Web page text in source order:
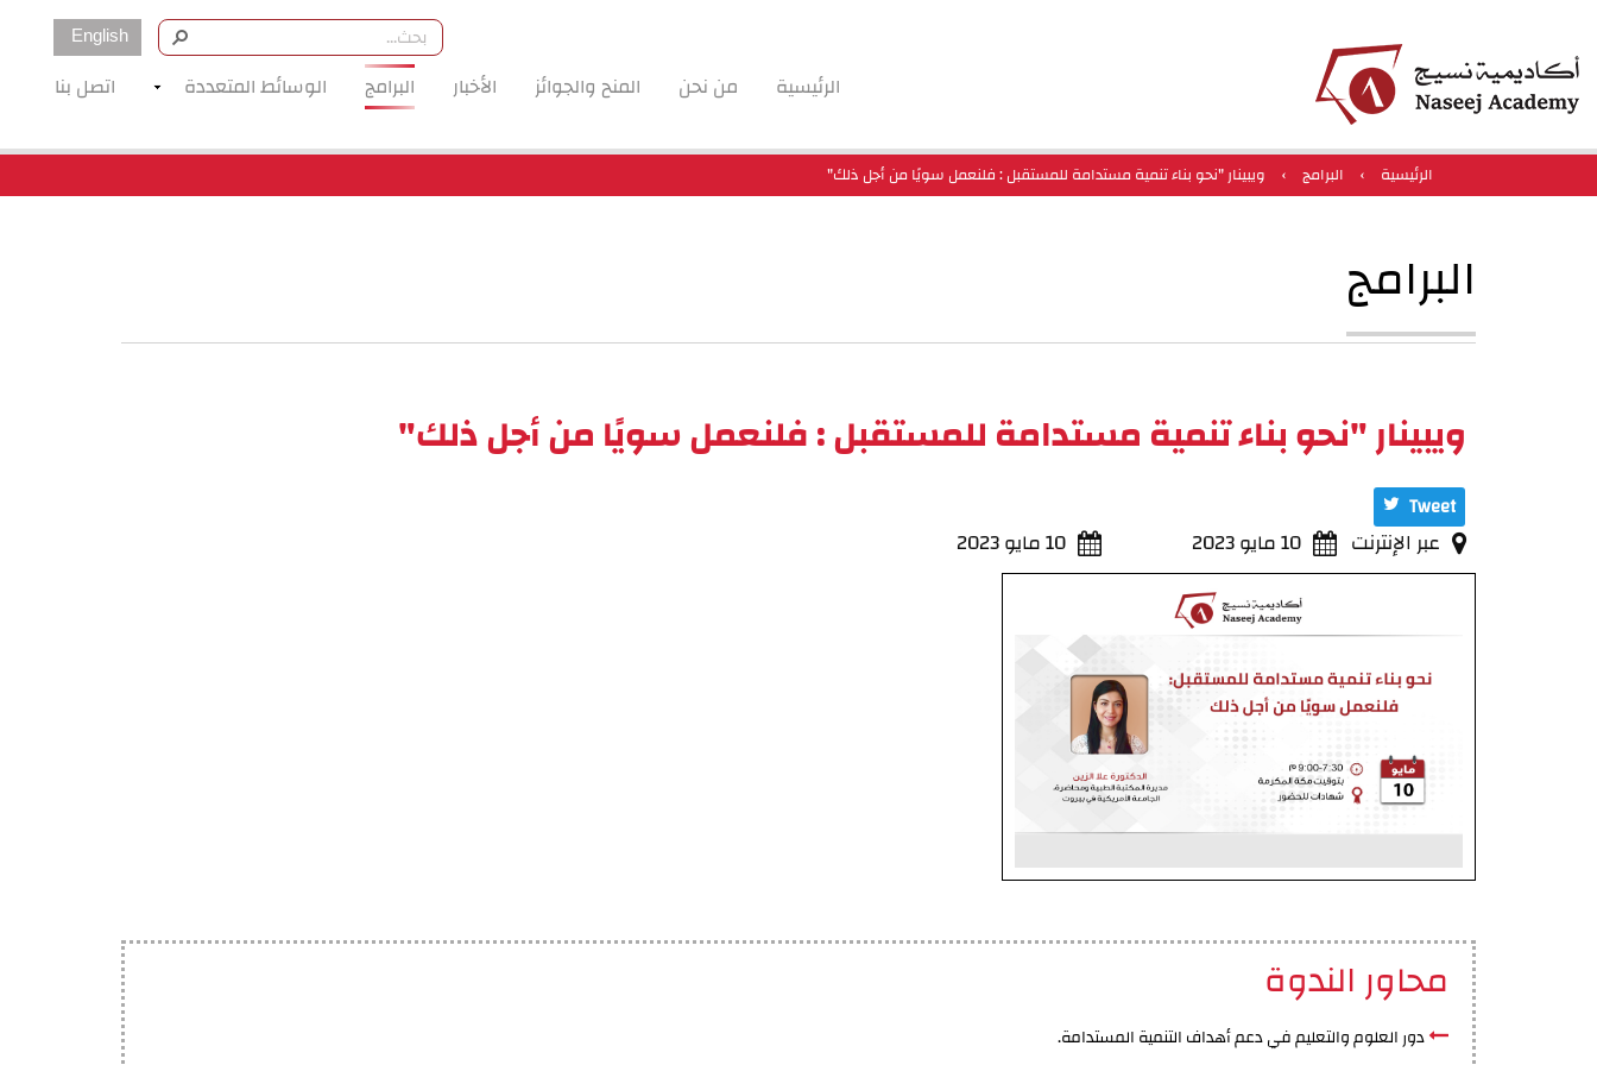
English
الرئيسية من نحن المنح والجوائز الأخبار البرامج الوسائط المتعددة اتصل بنا
الرئيسية › البرامج › ويبينار "نحو بناء تنمية مستدامة للمستقبل : فلنعمل سويًا من أجل ذلك"
البرامج
ويبينار "نحو بناء تنمية مستدامة للمستقبل : فلنعمل سويًا من أجل ذلك"
Tweet
عبر الإنترنت 10 مايو 2023 10 مايو 2023
محاور الندوة
دور العلوم والتعليم في دعم أهداف التنمية المستدامة.